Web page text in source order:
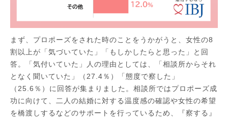
まず、プロポーズをされた時のことをうかがうと、女性の8
割以上が「気づいていた」「もしかしたらと思った」と回
答。「気付いていた」人の理由としては、「相談所からそれ
となく聞いていた」（27.4％）「態度で察した」
（25.6％）に回答が集まりました。相談所ではプロポーズ成
功に向けて、二人の結婚に対する温度感の確認や女性の希望
を橋渡しするなどのサポートを行っているため、『察する』